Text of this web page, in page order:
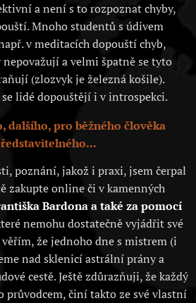
a není s to rozpoznat chyby,
Mnoho studentů s údivem
v meditacích dopouští chyb,
nepovažují a velmi špatně se tyto
(zlozvyk je železná košile).
se lidé dopouštějí i v introspekci.
dalšího, pro běžného člověka
poznání, jakož i praxi, jsem čerpal
zakupte online či v kamenných
Bardona a také za pomocí
nemohu dostatečně vyjádřit své
že jednoho dne s mistrem (i
nad sklenicí astrální prány a
cestě. Ještě zdůrazňuji, že každý
průvodcem, činí takto ze své vlastní